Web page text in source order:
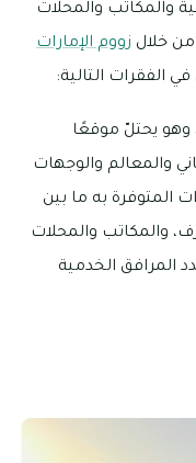
والمكاتب والمحلات
من خلال زووم الإمارات
الفقرات التالية:
يحتلّ موقعًا
والمعالم والوجهات
المتوفرة به ما بين
والمكاتب والمحلات
المرافق الخدمية